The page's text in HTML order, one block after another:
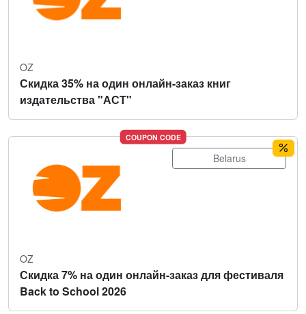
OZ
Скидка 35% на один онлайн-заказ книг
издательства "АСТ"
COUPON CODE
Belarus
OZ
Скидка 7% на один онлайн-заказ для фестиваля
Back to School 2026